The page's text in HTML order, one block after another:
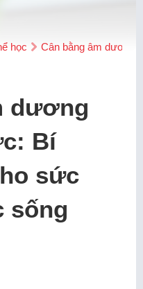
học Cân bằng âm dương
dương
Bí
sức
sống